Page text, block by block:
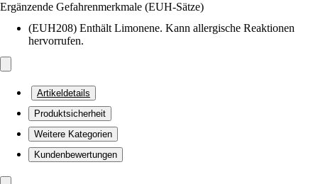
Ergänzende Gefahrenmerkmale (EUH-Sätze)
(EUH208) Enthält Limonene. Kann allergische Reaktionen
hervorrufen.
Artikeldetails
Produktsicherheit
Weitere Kategorien
Kundenbewertungen